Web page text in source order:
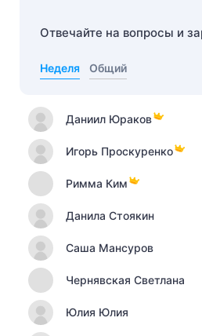
Отвечайте на вопросы и
Неделя Общий
Даниил Юраков
Игорь Проскуренко
Римма Ким
Данила Стоякин
Саша Мансуров
Чернявская Светлана
Юлия Юлия